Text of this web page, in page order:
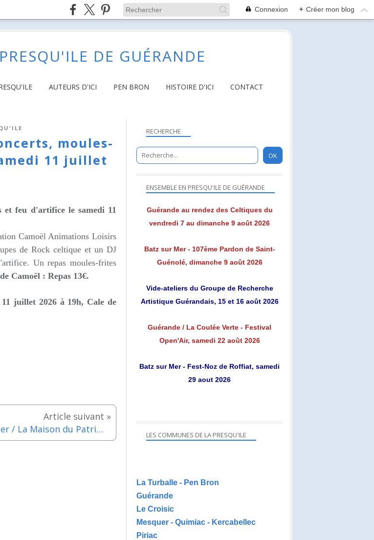
Connexion + Créer mon blog
DE GUÉRANDE
AUTEURS D'ICI PEN BRON HISTOIRE D'ICI CONTACT
moules-
11 juillet
et feu d'artifice le samedi 11
Camoël Animations Loisirs
de Rock celtique et un DJ
Un repas moules-frites
Camoël : Repas 13€.
11 juillet 2026 à 19h, Cale de
Mesquer / La Maison du Patrimoine : Exposition de photographies du mardi 21 au jeudi 30 juillet 2026
RECHERCHE
ENSEMBLE EN PRESQU'ILE DE GUÉRANDE
Guérande au rendez des Celtiques du
vendredi 7 au dimanche 9 août 2026
Batz sur Mer - 107ème Pardon de Saint-
Guénolé, dimanche 9 août 2026
Vide-ateliers du Groupe de Recherche
Artistique Guérandais, 15 et 16 août 2026
Guérande / La Coulée Verte - Festival
Open'Air, samedi 22 août 2026
Batz sur Mer - Fest-Noz de Roffiat, samedi
29 aout 2026
LES COMMUNES DE LA PRESQU'ILE
La Turballe - Pen Bron
Guérande
Le Croisic
Mesquer - Quimiac - Kercabellec
Piriac